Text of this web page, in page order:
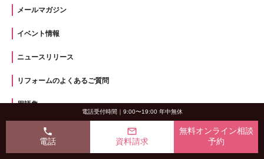
メールマガジン
イベント情報
ニュースリリース
リフォームのよくあるご質問
用語集
リンク集
住宅履歴管理システム
電話受付時間｜9:00〜19:00 年中無休
phone
電話
mail_outline
資料請求
無料オンライン相談
予約